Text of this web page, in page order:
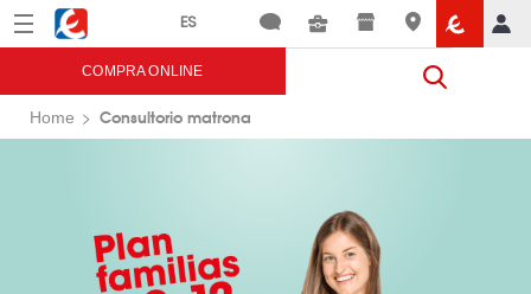
Menú Eroski
COMPRA ONLINE
Home Consultorio matrona